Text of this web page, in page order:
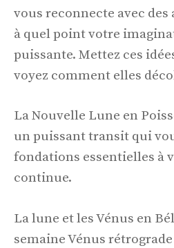
vous reconnecte avec
à quel point votre
puissante. Mettez ces
voyez comment elles
La Nouvelle Lune en
un puissant transit qui
fondations essentielles à
continue.
La lune et les Vénus en
semaine Vénus